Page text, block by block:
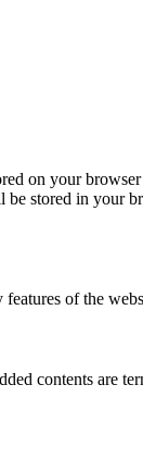
on your
be stored in your
of the
contents are